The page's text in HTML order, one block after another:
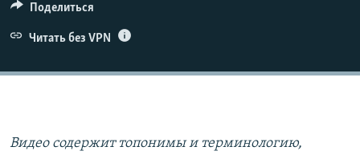
Поделиться
Читать без VPN
Видео содержит топонимы и терминологию,